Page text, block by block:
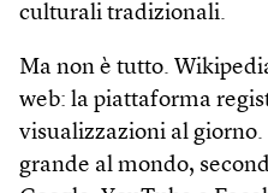
culturali tradizionali.
Ma non è tutto.
web: la piattaforma
visualizzazioni al
grande al mondo,